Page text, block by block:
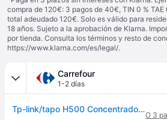
compra de 120€: 3 pagos de 40€, TIN 0 % TAE
total adeudado 120€. Solo es válido para
18 años. Sujeto a la aprobación de Klarna.
por tienda. Consulta los términos y resto de
https://www.klarna.com/es/legal/.
Carrefour
1-2 días
Tp-link/tapo H500 Concentrador De Hogar Inteligente
O 3